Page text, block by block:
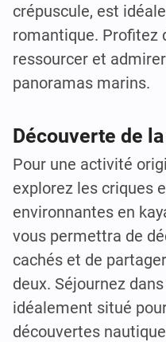
crépuscule, est
romantique. Profitez
ressourcer et
panoramas marins.
Découverte de
Pour une activité
explorez les criques
environnantes en
vous permettra de
cachés et de
deux. Séjournez
idéalement situé
découvertes